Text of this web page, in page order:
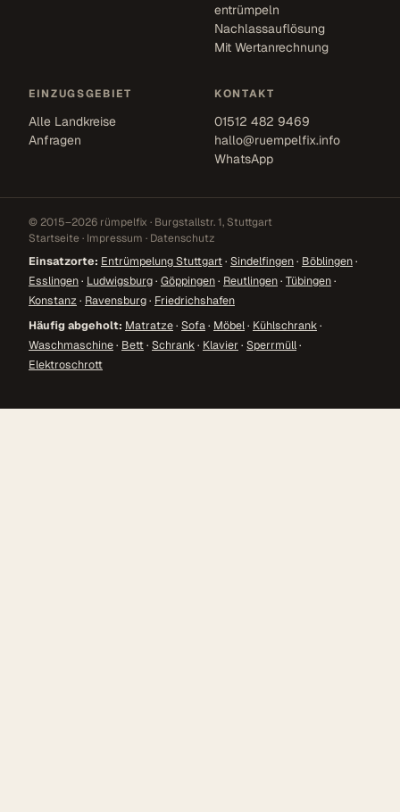
entrümpeln
Nachlassauflösung
Mit Wertanrechnung
EINZUGSGEBIET
Alle Landkreise
Anfragen
KONTAKT
01512 482 9469
hallo@ruempelfix.info
WhatsApp
© 2015–2026 rümpelfix · Burgstallstr. 1, Stuttgart
Startseite · Impressum · Datenschutz
Einsatzorte: Entrümpelung Stuttgart· Sindelfingen· Böblingen·
Esslingen· Ludwigsburg· Göppingen· Reutlingen· Tübingen·
Konstanz· Ravensburg· Friedrichshafen
Häufig abgeholt: Matratze· Sofa· Möbel· Kühlschrank·
Waschmaschine· Bett· Schrank· Klavier · Sperrmüll·
Elektroschrott